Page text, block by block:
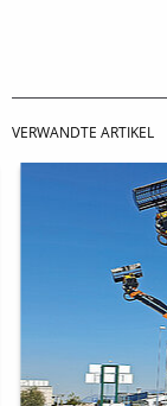
VERWANDTE ARTIKEL